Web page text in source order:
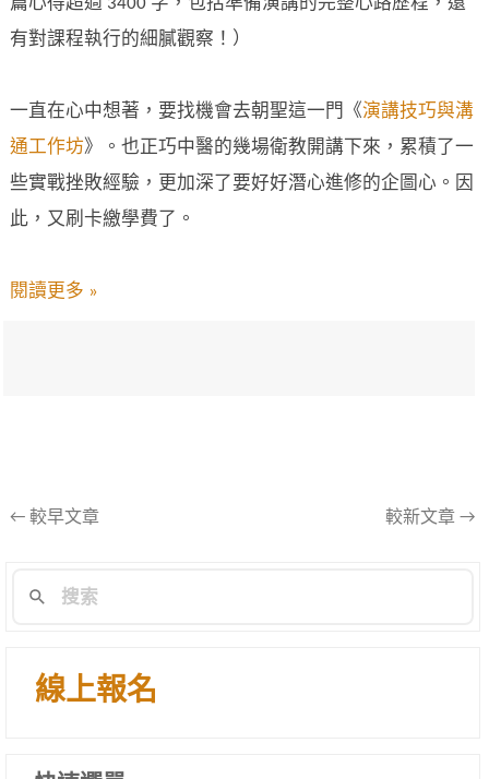
篇心得超過 3400 字，包括準備演講的完整心路歷程，還
有對課程執行的細膩觀察！）
一直在心中想著，要找機會去朝聖這一門《演講技巧與溝
通工作坊》。也正巧中醫的幾場衛教開講下來，累積了一
些實戰挫敗經驗，更加深了要好好潛心進修的企圖心。因
此，又刷卡繳學費了。
閱讀更多 »
文
← 較早文章 較新文章 →
線上報名